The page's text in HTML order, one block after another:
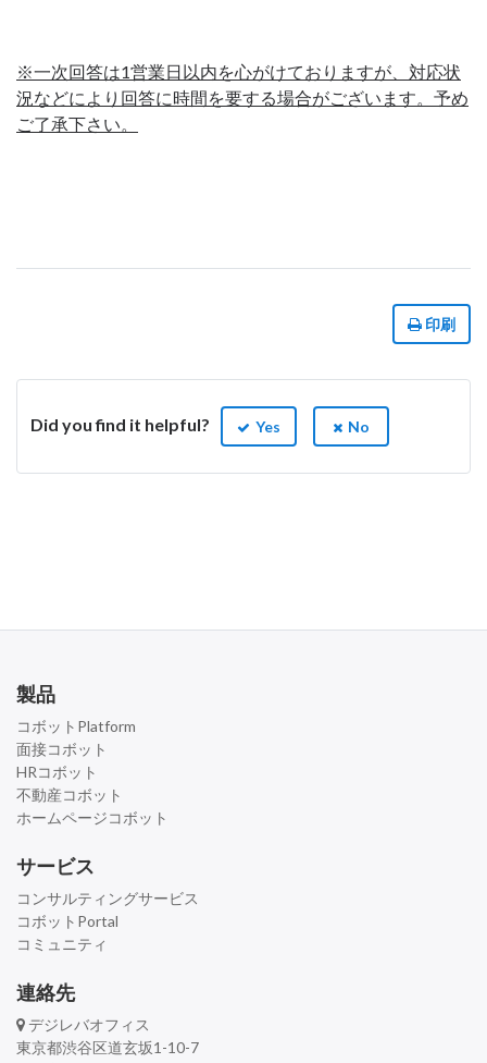
※一次回答は1営業日以内を心がけておりますが、対応状
況などにより回答に時間を要する場合がございます。予め
ご了承下さい。
印刷
Did you find it helpful? Yes No
製品
コボットPlatform
面接コボット
HRコボット
不動産コボット
ホームページコボット
サービス
コンサルティングサービス
コボットPortal
コミュニティ
連絡先
デジレバオフィス
東京都渋谷区道玄坂1-10-7